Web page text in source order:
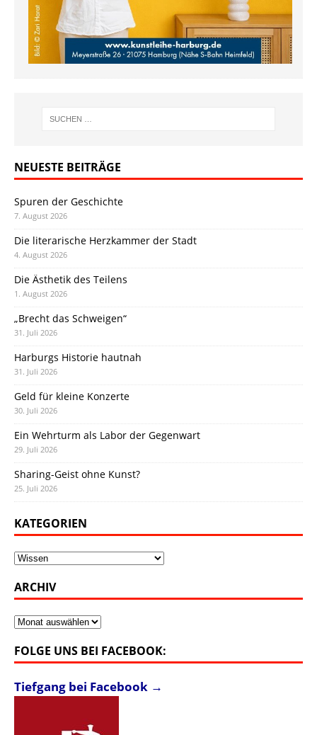
NEUESTE BEITRÄGE
Spuren der Geschichte
7. August 2026
Die literarische Herzkammer der Stadt
4. August 2026
Die Ästhetik des Teilens
1. August 2026
„Brecht das Schweigen“
31. Juli 2026
Harburgs Historie hautnah
31. Juli 2026
Geld für kleine Konzerte
30. Juli 2026
Ein Wehrturm als Labor der Gegenwart
29. Juli 2026
Sharing-Geist ohne Kunst?
25. Juli 2026
KATEGORIEN
Kategorien
ARCHIV
Archiv
FOLGE UNS BEI FACEBOOK:
Tiefgang bei Facebook →